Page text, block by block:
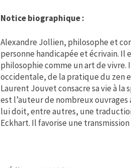
Notice biographique :
Alexandre Jollien, philosophe et
personne handicapée et écrivain.
philosophie comme un art de vivre.
occidentale, de la pratique du zen
Laurent Jouvet consacre sa vie à
est l’auteur de nombreux
lui doit, entre autres, une
Eckhart. Il favorise une